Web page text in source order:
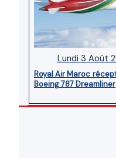
Lundi 3 Août
Royal Air Maroc
Boeing 787 Dreamliner